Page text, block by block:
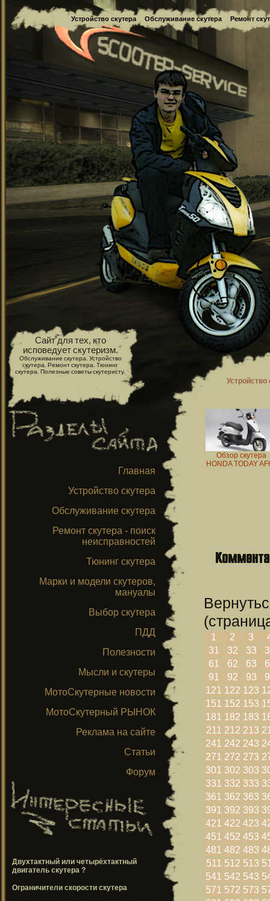
Устройство скутера Обслуживание скутера Ремонт
Сайт для тех, кто
исповедует скутеризм.
Обслуживание скутера. Устройство
скутера. Ремонт скутера. Тюнинг
скутера. Полезные советы скутеристу.
Главная
Устройство скутера
Обслуживание скутера
Ремонт скутера - поиск
неисправностей
Тюнинг скутера
Марки и модели скутеров,
мануалы
Выбор скутера
ПДД
Полезности
Мысли и скутеры
МотоСкутерные новости
МотоСкутерный РЫНОК
Реклама на сайте
Статьи
Форум
Двухтактный или четырёхтактный
двигатель скутера ?
Ограничители скорости скутера
Устройство
Обзор скутера
HONDA TODAY
1 2 3
31
32 33
61
62 63
91
92 93
121 122 123
151 152 153
181 182 183
211 212 213
241 242 243
271 272 273
301 302 303
331 332 333
361 362 363
391 392 393
421 422 423
451 452 453
481 482 483
511 512 513
541 542 543
571 572 573